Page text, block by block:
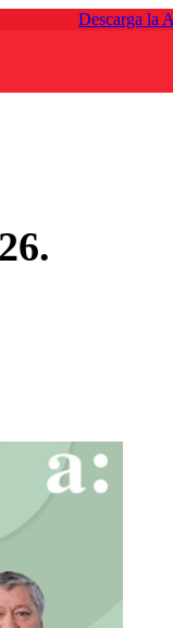
Descarga la